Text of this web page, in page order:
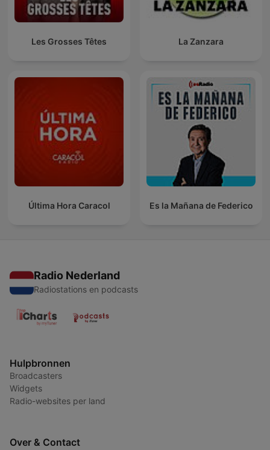
Les Grosses Têtes La Zanzara
Última Hora Caracol Es la Mañana de Federico
Radio Nederland
Radiostations en podcasts
Hulpbronnen
Broadcasters
Widgets
Radio-websites per land
Over & Contact